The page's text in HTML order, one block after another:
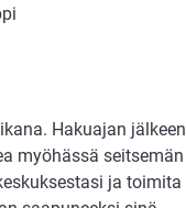
Hakuajan jälkeen
myöhässä seitsemän
ja toimita